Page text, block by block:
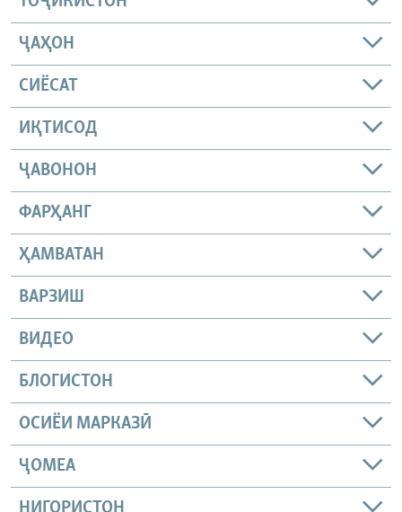
ҶАҲОН
СИЁСАТ
ИҚТИСОД
ҶАВОНОН
ФАРҲАНГ
ҲАМВАТАН
ВАРЗИШ
ВИДЕО
БЛОГИСТОН
ОСИЁИ МАРКАЗӢ
ҶОМEА